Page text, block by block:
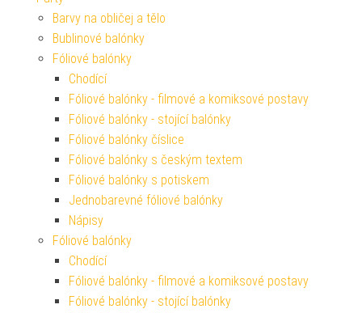
Barvy na obličej a tělo
Bublinové balónky
Fóliové balónky
Chodící
Fóliové balónky - filmové a komiksové postavy
Fóliové balónky - stojící balónky
Fóliové balónky číslice
Fóliové balónky s českým textem
Fóliové balónky s potiskem
Jednobarevné fóliové balónky
Nápisy
Fóliové balónky
Chodící
Fóliové balónky - filmové a komiksové postavy
Fóliové balónky - stojící balónky